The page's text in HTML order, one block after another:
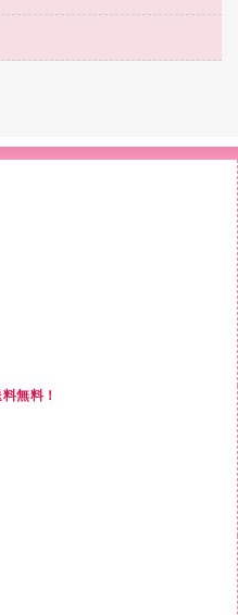
クス
ド
料）
・食添製品）
無料！